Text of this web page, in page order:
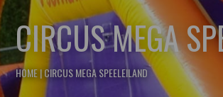
CIRCUS MEGA
HOME|CIRCUS MEGA SPEELEILAND